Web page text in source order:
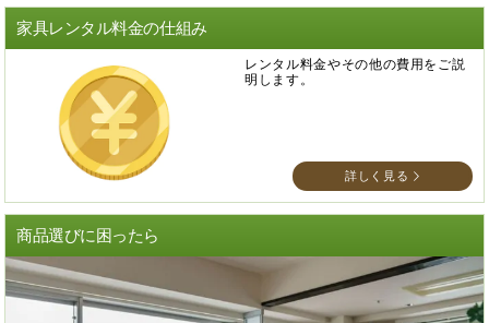
家具レンタル料金の仕組み
レンタル料金やその他の費用をご説
明します。
詳しく見る
商品選びに困ったら